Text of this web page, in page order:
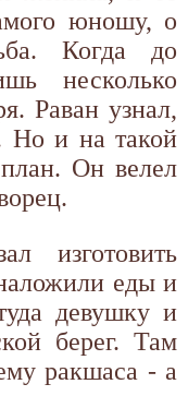
юношу, о
Когда до
несколько
Раван узнал,
Но и на такой
Он велел
изготовить
еды и
девушку и
берег. Там
ракшаса - а